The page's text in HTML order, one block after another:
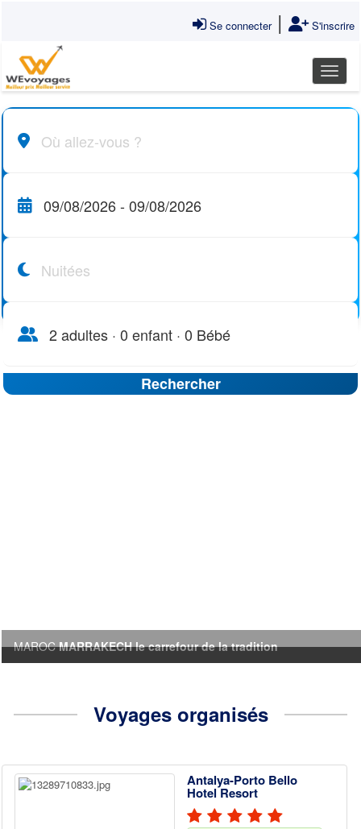
Se connecter| S'inscrire
Rechercher
MAROCMARRAKECH le carrefour de la tradition
Voyages organisés
Antalya-Porto Bello
Hotel Resort